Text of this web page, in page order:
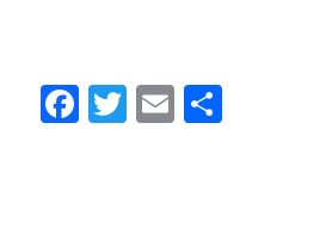
Facebook
Twitter
Email